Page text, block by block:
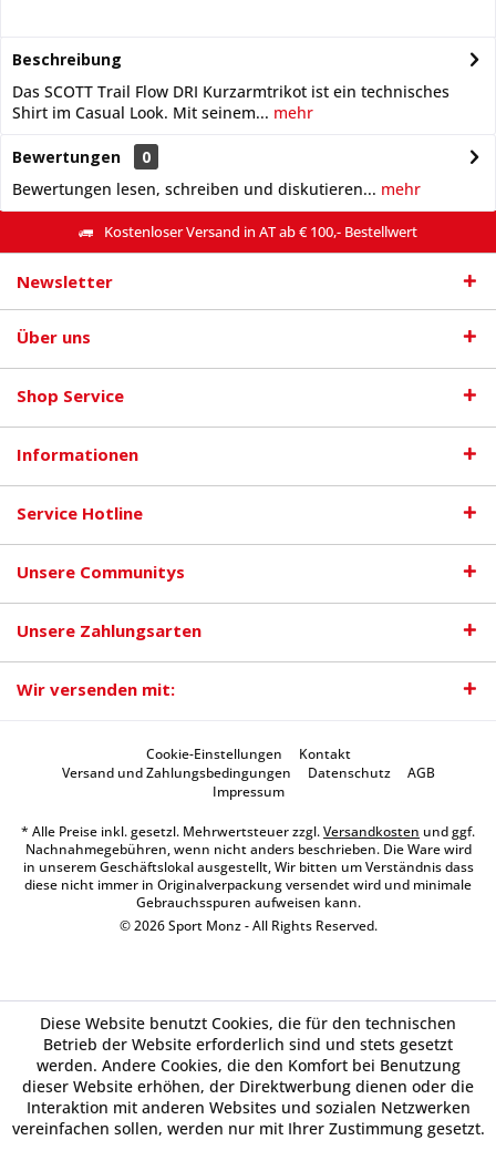
Beschreibung
Das SCOTT Trail Flow DRI Kurzarmtrikot ist ein technisches
Shirt im Casual Look. Mit seinem... mehr
Bewertungen
0
Bewertungen lesen, schreiben und diskutieren... mehr
Kostenloser Versand in AT ab € 100,- Bestellwert
Newsletter
Über uns
Shop Service
Informationen
Service Hotline
Unsere Communitys
Unsere Zahlungsarten
Wir versenden mit:
Cookie-Einstellungen
Kontakt
Versand und Zahlungsbedingungen
Datenschutz
AGB
Impressum
* Alle Preise inkl. gesetzl. Mehrwertsteuer zzgl.Versandkosten und ggf.
Nachnahmegebühren, wenn nicht anders beschrieben. Die Ware wird
in unserem Geschäftslokal ausgestellt, Wir bitten um Verständnis dass
diese nicht immer in Originalverpackung versendet wird und minimale
Gebrauchsspuren aufweisen kann.
© 2026 Sport Monz - All Rights Reserved.
Diese Website benutzt Cookies, die für den technischen
Betrieb der Website erforderlich sind und stets gesetzt
werden. Andere Cookies, die den Komfort bei Benutzung
dieser Website erhöhen, der Direktwerbung dienen oder die
Interaktion mit anderen Websites und sozialen Netzwerken
vereinfachen sollen, werden nur mit Ihrer Zustimmung gesetzt.